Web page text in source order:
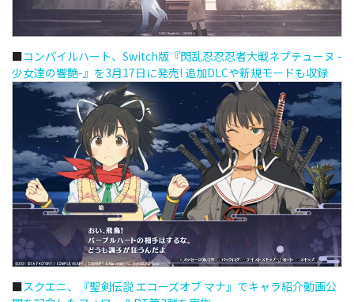
■コンパイルハート、Switch版『閃乱忍忍忍者大戦ネプテューヌ -
少女達の響艶-』を3月17日に発売! 追加DLCや新規モードも収録
■スクエニ、『聖剣伝説 エコーズオブ マナ』でキャラ紹介動画公